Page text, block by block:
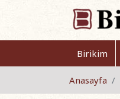
Birikim
Anasayfa